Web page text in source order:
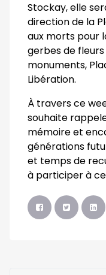
Stockay, elle
direction de la
aux morts pour
gerbes de
monuments,
Libération.
À travers ce
souhaite
mémoire et
générations
et temps de
à participer à